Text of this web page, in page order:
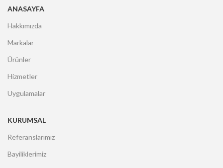
ANASAYFA
Hakkımızda
Markalar
Ürünler
Hizmetler
Uygulamalar
KURUMSAL
Referanslarımız
Bayiliklerimiz